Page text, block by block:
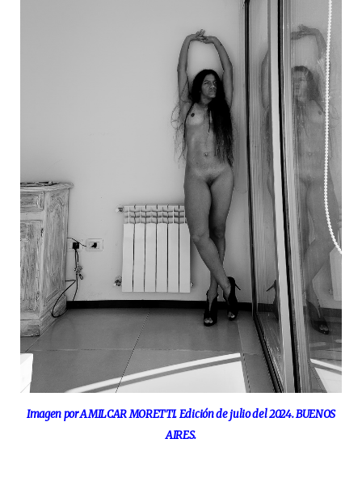
Imagen por AMILCAR MORETTI. Edición de julio del 2024. BUENOS
AIRES.